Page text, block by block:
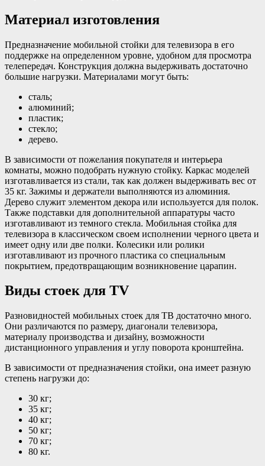
Материал изготовления
Предназначение мобильной стойки для телевизора в его
поддержке на определенном уровне, удобном для просмотра
телепередач. Конструкция должна выдерживать достаточно
большие нагрузки. Материалами могут быть:
сталь;
алюминий;
пластик;
стекло;
дерево.
В зависимости от пожелания покупателя и интерьера
комнаты, можно подобрать нужную стойку. Каркас моделей
изготавливается из стали, так как должен выдерживать вес от
35 кг. Зажимы и держатели выполняются из алюминия.
Дерево служит элементом декора или используется для полок.
Также подставки для дополнительной аппаратуры часто
изготавливают из темного стекла. Мобильная стойка для
телевизора в классическом своем исполнении черного цвета и
имеет одну или две полки. Колесики или ролики
изготавливают из прочного пластика со специальным
покрытием, предотвращающим возникновение царапин.
Виды стоек для TV
Разновидностей мобильных стоек для ТВ достаточно много.
Они различаются по размеру, диагонали телевизора,
материалу производства и дизайну, возможности
дистанционного управления и углу поворота кронштейна.
В зависимости от предназначения стойки, она имеет разную
степень нагрузки до:
30 кг;
35 кг;
40 кг;
50 кг;
70 кг;
80 кг.